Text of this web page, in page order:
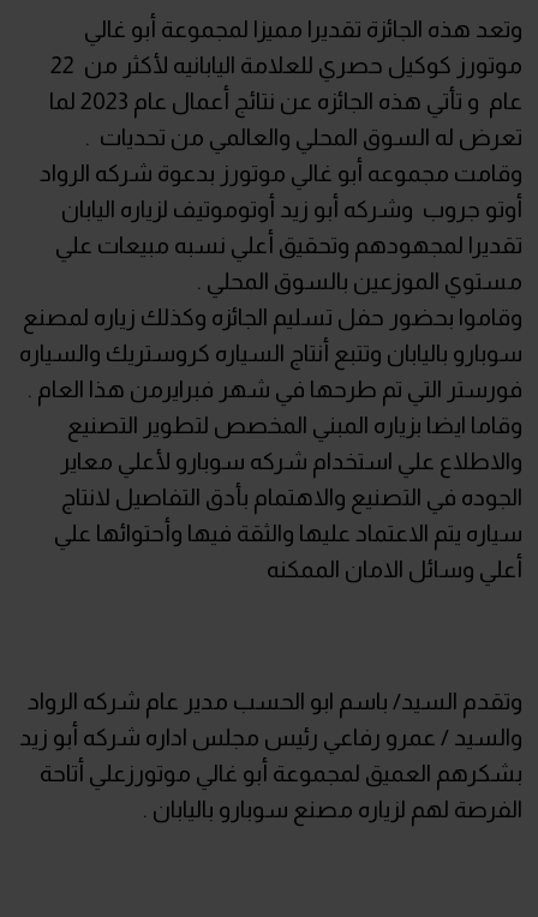
وتعد هذه الجائزة تقديرا مميزا لمجموعة أبو غالي
موتورز كوكيل حصري للعلامة اليابانيه لأكثر من 22
عام و تأتي هذه الجائزه عن نتائج أعمال عام 2023 لما
تعرض له السوق المحلي والعالمي من تحديات .
وقامت مجموعه أبو غالي موتورز بدعوة شركه الرواد
أوتو جروب وشركه أبو زيد أوتوموتيف لزياره اليابان
تقديرا لمجهودهم وتحقيق أعلي نسبه مبيعات علي
مستوي الموزعين بالسوق المحلي .
وقاموا بحضور حفل تسليم الجائزه وكذلك زياره لمصنع
سوبارو باليابان وتتبع أنتاج السياره كروستريك والسياره
فورستر التي تم طرحها في شهر فبرايرمن هذا العام .
وقاما ايضا بزياره المبني المخصص لتطوير التصنيع
والاطلاع علي استخدام شركه سوبارو لأعلي معاير
الجوده في التصنيع والاهتمام بأدق التفاصيل لانتاج
سياره يتم الاعتماد عليها والثقة فيها وأحتوائها علي
أعلي وسائل الامان الممكنه
وتقدم السيد/ باسم ابو الحسب مدير عام شركه الرواد
والسيد / عمرو رفاعي رئيس مجلس اداره شركه أبو زيد
بشكرهم العميق لمجموعة أبو غالي موتورزعلي أتاحة
الفرصة لهم لزياره مصنع سوبارو باليابان .